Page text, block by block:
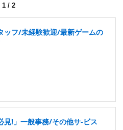
1 / 2
ッフ/未経験歓迎/最新ゲームの
見!」一般事務/その他サ-ビス